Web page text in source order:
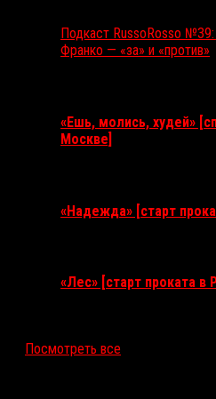
Подкаст RussoRosso
Франко — «за» и «против»
«Ешь, молись, худей»
Москве]
«Надежда» [старт
«Лес» [старт проката в
Посмотреть все